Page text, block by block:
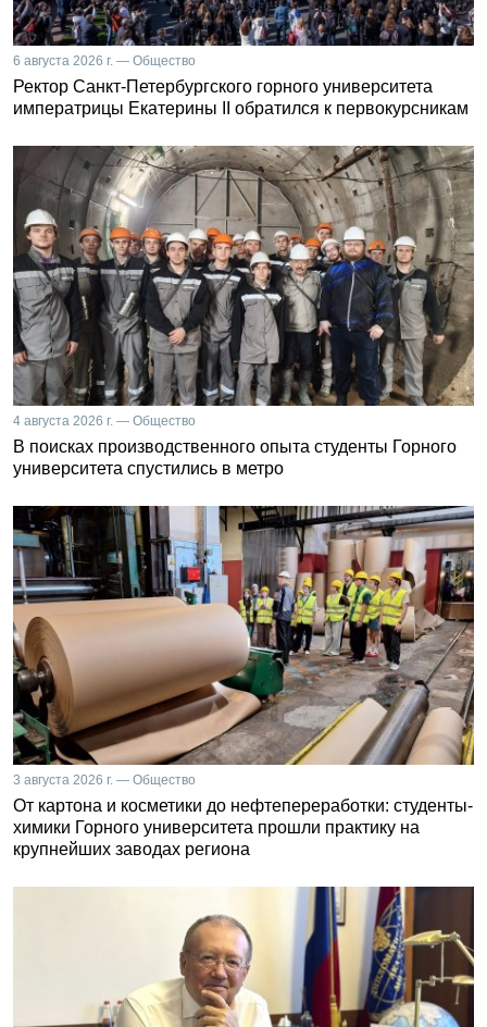
6 августа 2026 г. — Общество
Ректор Санкт-Петербургского горного университета
императрицы Екатерины II обратился к первокурсникам
4 августа 2026 г. — Общество
В поисках производственного опыта студенты Горного
университета спустились в метро
3 августа 2026 г. — Общество
От картона и косметики до нефтепереработки: студенты-
химики Горного университета прошли практику на
крупнейших заводах региона